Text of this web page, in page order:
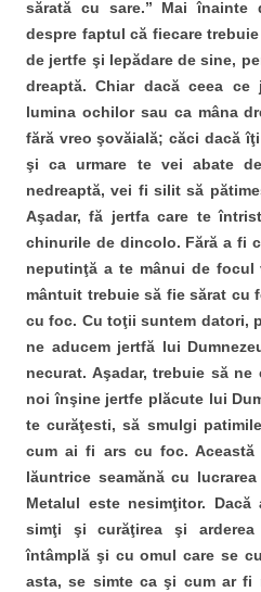
sărată cu sare.” Mai înainte
despre faptul că fiecare
de jertfe şi lepădarede sine,
dreaptă. Chiar dacă ceea ce
lumina ochilor sau ca mâna
fără vreo şovăială; căci dacă
şi
ca urmare te vei abate
nedreaptă, vei fi silit să
Aşadar, fă jertfa care te
chinurile de dincolo. Fără a fi
neputinţă a te mânui de focul
mântuit trebuie să fie sărat cu
cu foc. Cu toţii suntem datori,
ne aducem jertfă lui
necurat. Aşadar, trebuie să
noi înşine jertfe plăcute lui
te curăţesti, să smulgi
cum ai fi ars cu foc. Această
lăuntrice seamănă cu
Metalul este nesimţitor.
simţi şi curăţirea şi
întâmplă şi cu omul care se
asta, se simte ca şi cum ar